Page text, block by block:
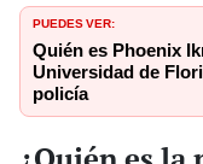
PUEDES VER:
Quién es Phoenix
Universidad de
policía